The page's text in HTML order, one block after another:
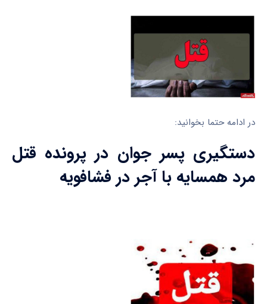
در ادامه حتما بخوانید:
دستگیری پسر جوان در پرونده قتل
مرد همسایه با آجر در فشافویه